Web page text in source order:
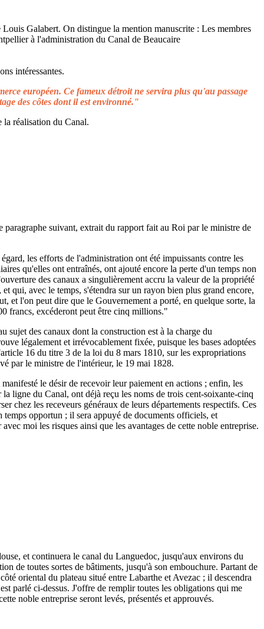
intéressantes.
européen. Ce fameux détroit ne servira plus qu'au passage
des côtes dont il est environné."
réalisation du Canal.
suivant, extrait du rapport fait au Roi par le ministre de
les efforts de l'administration ont été impuissants contre les
qu'elles ont entraînés, ont ajouté encore la perte d'un temps non
des canaux a singulièrement accru la valeur de la propriété
qui, avec le temps, s'étendra sur un rayon bien plus grand encore,
et l'on peut dire que le Gouvernement a porté, en quelque sorte, la
francs, excéderont peut être cinq millions."
sujet des canaux dont la construction est à la charge du
légalement et irrévocablement fixée, puisque les bases adoptées
16 du titre 3 de la loi du 8 mars 1810, sur les expropriations
par le ministre de l'intérieur, le 19 mai 1828.
le désir de recevoir leur paiement en actions ; enfin, les
ligne du Canal, ont déjà reçu les noms de trois cent-soixante-cinq
chez les receveurs généraux de leurs départements respectifs. Ces
temps opportun ; il sera appuyé de documents officiels, et
moi les risques ainsi que les avantages de cette noble entreprise.
et continuera le canal du Languedoc, jusqu'aux environs du
de toutes sortes de bâtiments, jusqu'à son embouchure. Partant de
oriental du plateau situé entre Labarthe et Avezac ; il descendra
parlé ci-dessus. J'offre de remplir toutes les obligations qui me
noble entreprise seront levés, présentés et approuvés.